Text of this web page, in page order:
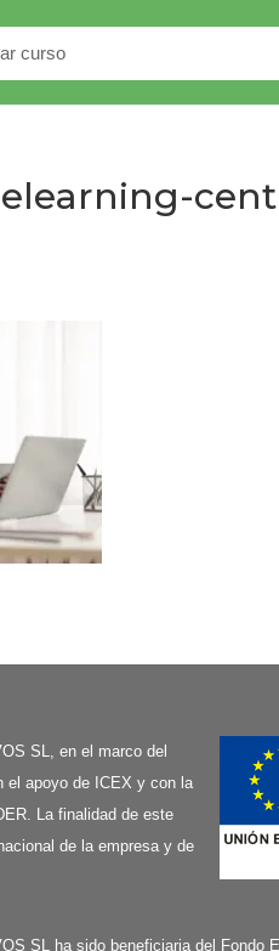
SL, en el marco del
el apoyo de ICEX y con la
La finalidad de este
de la empresa y de
SL ha sido beneficiaria del Fondo